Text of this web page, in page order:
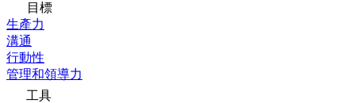
目標
生產力
溝通
行動性
管理和領導力
工具